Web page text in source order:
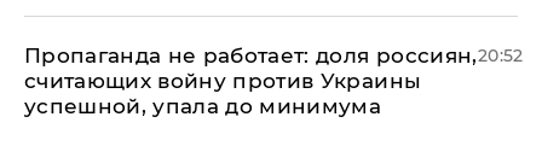
​Пропаганда не работает: доля россиян,
считающих войну против Украины
успешной, упала до минимума
20:52